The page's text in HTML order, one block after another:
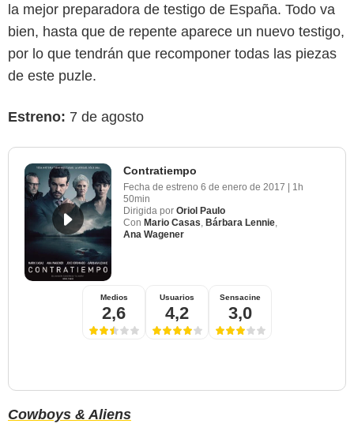
la mejor preparadora de testigo de España. Todo va
bien, hasta que de repente aparece un nuevo testigo,
por lo que tendrán que recomponer todas las piezas
de este puzle.
Estreno: 7 de agosto
Contratiempo
Fecha de estreno 6 de enero de 2017 | 1h
50min
Dirigida por Oriol Paulo
Con Mario Casas Bárbara Lennie
Ana Wagener
Medios
2,6
Usuarios
4,2
Sensacine
3,0
Cowboys & Aliens